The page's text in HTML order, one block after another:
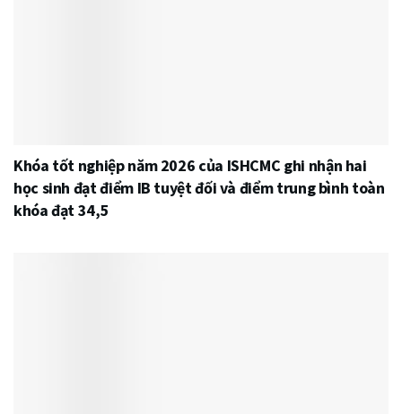
Khóa tốt nghiệp năm 2026 của ISHCMC ghi nhận hai
học sinh đạt điểm IB tuyệt đối và điểm trung bình toàn
khóa đạt 34,5